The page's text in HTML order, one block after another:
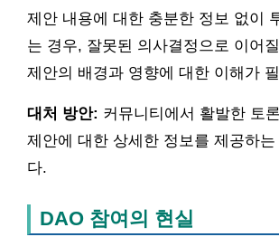
제안 내용에 대한 충분한 정보 없이
는 경우, 잘못된 의사결정으로 이어
제안의 배경과 영향에 대한 이해가
대처 방안: 커뮤니티에서 활발한 토
제안에 대한 상세한 정보를 제공하는
다.
DAO 참여의 현실